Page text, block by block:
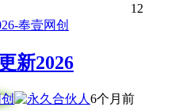
12
新2026
6个月前